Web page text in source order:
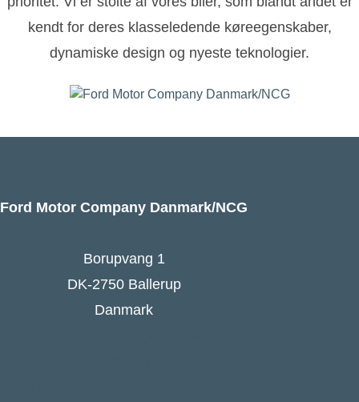
kendt for deres klasseledende køreegenskaber,
dynamiske design og nyeste teknologier.
Ford Motor Company Danmark/NCG
Borupvang 1
DK-2750 Ballerup
Danmark